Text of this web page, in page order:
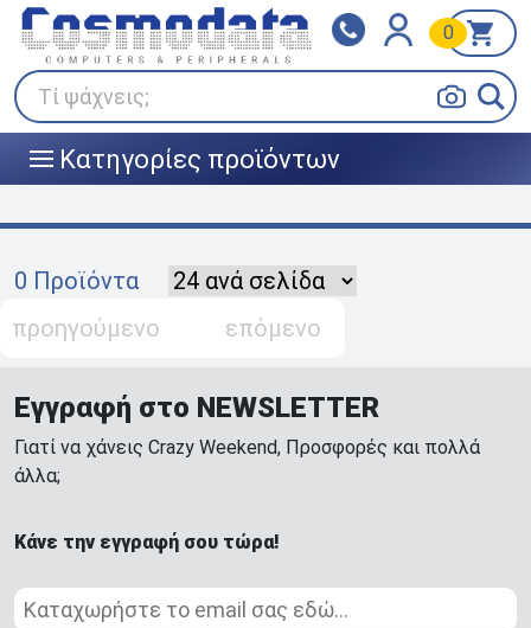
Τί ψάχνεις;
0
||| Κατηγορίες προϊόντων
Klarna
Πληρώστε σε 3
άτοκες δόσεις
BOX NOW
0 Προϊόντα
προηγούμενο
επόμενο
Εγγραφή στο NEWSLETTER
Γιατί να χάνεις Crazy Weekend, Προσφορές και πολλά
άλλα;
Κάνε την εγγραφή σου τώρα!